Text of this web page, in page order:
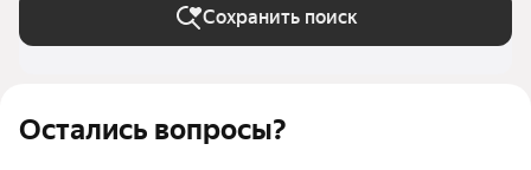
Остались вопросы?
Сохранить поиск